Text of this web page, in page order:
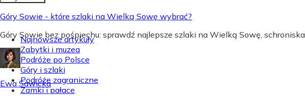
Najnowsze artykuły
Zabytki i muzea
Podróże po Polsce
Góry i szlaki
Podróże zagraniczne
Zamki i pałace
Góry Sowie - które szlaki na Wielką Sowę wybrać?
Góry Sowie bez pośpiechu: sprawdź najlepsze szlaki na Wielką Sowę,
Ewa Sawicka